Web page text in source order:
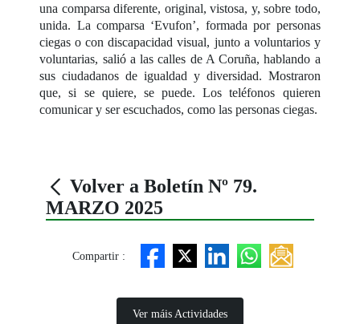
una comparsa diferente, original, vistosa, y, sobre todo,
unida. La comparsa ‘Evufon’, formada por personas
ciegas o con discapacidad visual, junto a voluntarios y
voluntarias, salió a las calles de A Coruña, hablando a
sus ciudadanos de igualdad y diversidad. Mostraron
que, si se quiere, se puede. Los teléfonos quieren
comunicar y ser escuchados, como las personas ciegas.
Volver a Boletín Nº 79.
MARZO 2025
Compartir :
Ver máis Actividades